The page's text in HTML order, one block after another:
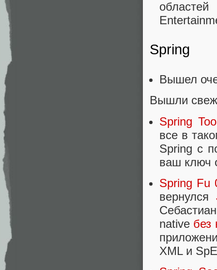
Spring
Вышел
Вышли
Spring
все в
Spring с
ваш ключ
Spring Fu
вернулся
native без
XML и